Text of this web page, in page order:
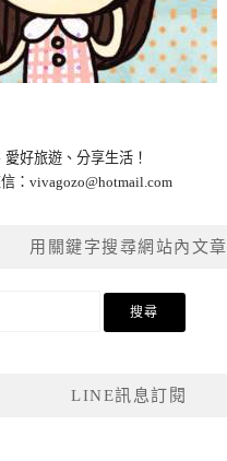
好旅遊、分享生活！
： vivagozo@hotmail.com
用關鍵字搜尋網站內文章
LINE訊息訂閱